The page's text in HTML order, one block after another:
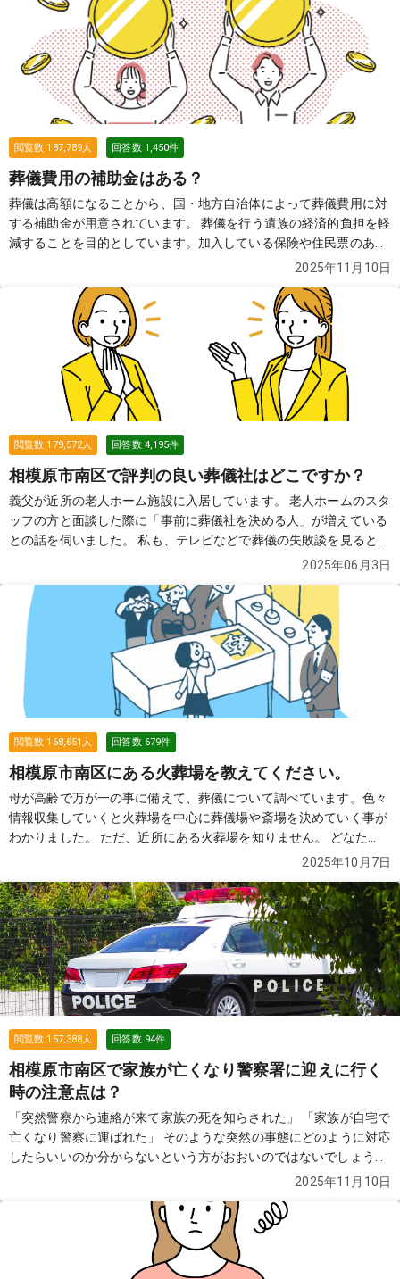
閲覧数 187,789人 回答数 1,450件
葬儀費用の補助金はある？
葬儀は高額になることから、国・地方自治体によって葬儀費用に対
する補助金が用意されています。 葬儀を行う遺族の経済的負担を軽
減することを目的としています。加入している保険や住民票のある
自治体によって、もらえる金額や必要な申請書類などが異なります
2025年11月10日
閲覧数 179,572人 回答数 4,195件
相模原市南区で評判の良い葬儀社はどこですか？
義父が近所の老人ホーム施設に入居しています。 老人ホームのスタ
ッフの方と面談した際に「事前に葬儀社を決める人」が増えている
との話を伺いました。 私も、テレビなどで葬儀の失敗談を見ると、
事前に葬儀社を把握していた方がいいのかな？と思って、色々調べ
葬儀社を2〜3社教えていただけませんでしょうか？
2025年06月3日
閲覧数 168,651 人 回答数 679件
相模原市南区にある火葬場を教えてください。
母が高齢で万が一の事に備えて、葬儀について調べています。色々
情報収集していくと火葬場を中心に葬儀場や斎場を決めていく事が
わかりました。 ただ、近所にある火葬場を知りません。 どなた
か、近所にある火葬場を教えていただけませんでしょうか？続き
2025年10月7日
閲覧数 157,388人 回答数 94件
相模原市南区で家族が亡くなり警察署に迎えに行く
時の注意点は？
「突然警察から連絡が来て家族の死を知らされた」 「家族が自宅で
亡くなり警察に運ばれた」 そのような突然の事態にどのように対応
したらいいのか分からないという方がおおいのではないでしょう
か。この質問では故人が亡くなり警察が介入した際の流れや費用な
2025年11月10日